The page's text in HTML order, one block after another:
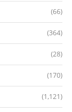
(66)
(364)
(28)
(170)
(1,121)